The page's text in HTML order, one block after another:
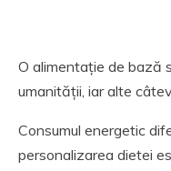
O alimentație de bază
umanității, iar alte
Consumul energetic
personalizarea dietei